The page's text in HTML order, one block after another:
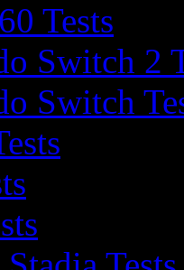
Tests
Switch 2
Switch